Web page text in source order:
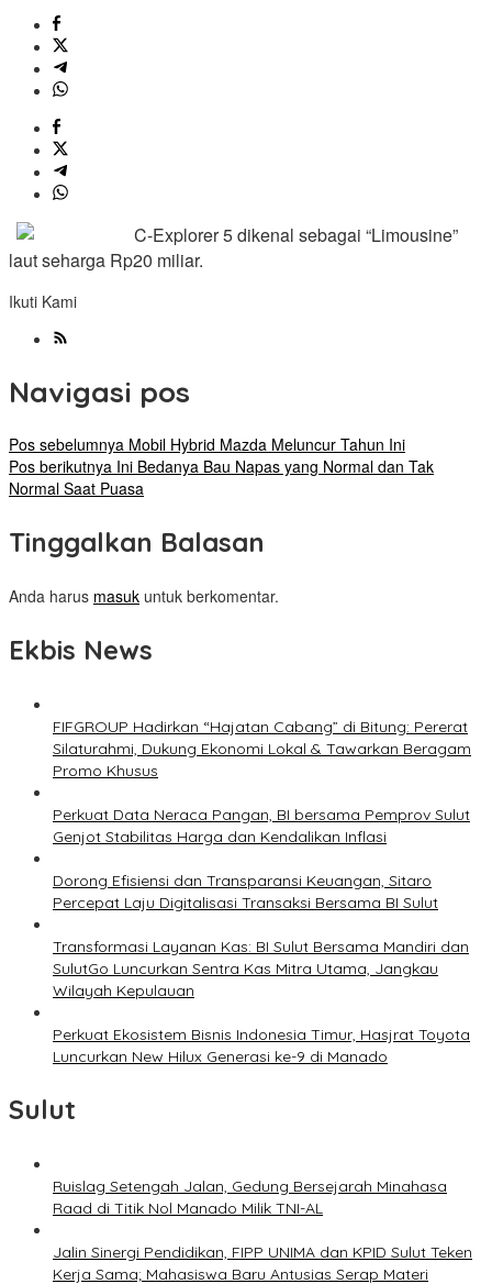
C-Explorer 5 dikenal sebagai “Limousine”
laut seharga Rp20 miliar.
Ikuti Kami
Navigasi pos
Pos sebelumnya Mobil Hybrid Mazda Meluncur Tahun Ini
Pos berikutnya Ini Bedanya Bau Napas yang Normal dan Tak
Normal Saat Puasa
Tinggalkan Balasan
Anda harus masuk untuk berkomentar.
Ekbis News
FIFGROUP Hadirkan “Hajatan Cabang” di Bitung: Pererat
Silaturahmi, Dukung Ekonomi Lokal & Tawarkan Beragam
Promo Khusus
Perkuat Data Neraca Pangan, BI bersama Pemprov Sulut
Genjot Stabilitas Harga dan Kendalikan Inflasi
Dorong Efisiensi dan Transparansi Keuangan, Sitaro
Percepat Laju Digitalisasi Transaksi Bersama BI Sulut
Transformasi Layanan Kas: BI Sulut Bersama Mandiri dan
SulutGo Luncurkan Sentra Kas Mitra Utama, Jangkau
Wilayah Kepulauan
Perkuat Ekosistem Bisnis Indonesia Timur, Hasjrat Toyota
Luncurkan New Hilux Generasi ke-9 di Manado
Sulut
Ruislag Setengah Jalan, Gedung Bersejarah Minahasa
Raad di Titik Nol Manado Milik TNI-AL
Jalin Sinergi Pendidikan, FIPP UNIMA dan KPID Sulut Teken
Kerja Sama; Mahasiswa Baru Antusias Serap Materi